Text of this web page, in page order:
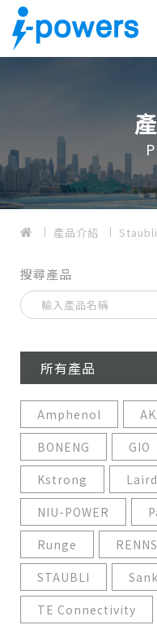
產品介紹
搜尋產品
所有產品
Amphenol
BONENG
GIO
Kstrong
Laird
NIU-POWER
Runge
STAUBLI
TE Connectivity